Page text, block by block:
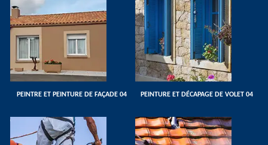
PEINTRE ET PEINTURE DE FAÇADE 04 PEINTURE ET DÉCAPAGE DE VOLET 04